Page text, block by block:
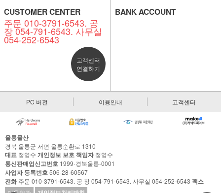
CUSTOMER CENTER
주문 010-3791-6543. 공
장 054-791-6543. 사무실
054-252-6543
고객센터
연결하기
BANK ACCOUNT
PC 버전 이용안내 고객센터
울릉물산
경북 울릉군 서면 울릉순환로 1310
대표 정영수 개인정보 보호 책임자정영수
통신판매업신고번호 1999-경북울릉-0001
사업자 등록번호506-28-60567
전화주문 010-3791-6543. 공 장 054-791-6543. 사무실 054-252-6543 팩스